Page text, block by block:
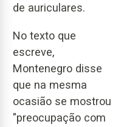
de auriculares.
No texto que
escreve,
Montenegro disse
que na mesma
ocasião se mostrou
"preocupação com